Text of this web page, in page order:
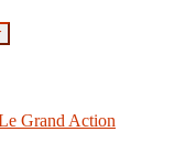
Grand Action